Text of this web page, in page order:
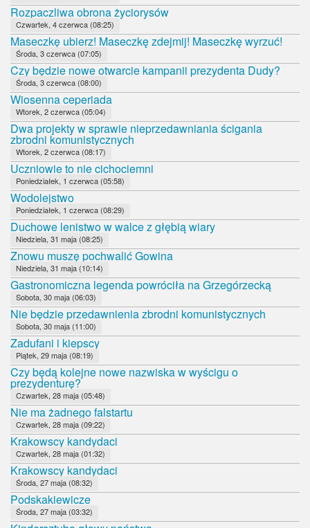
Rozpaczliwa obrona życiorysów
Czwartek, 4 czerwca (08:25)
Maseczkę ubierz! Maseczkę zdejmij! Maseczkę wyrzuć!
Środa, 3 czerwca (07:05)
Czy będzie nowe otwarcie kampanii prezydenta Dudy?
Środa, 3 czerwca (08:00)
Wiosenna ceperiada
Wtorek, 2 czerwca (05:04)
Dwa projekty w sprawie nieprzedawniania ścigania
zbrodni komunistycznych
Wtorek, 2 czerwca (08:17)
Uczniowie to nie cichociemni
Poniedziałek, 1 czerwca (05:58)
Wodolejstwo
Poniedziałek, 1 czerwca (08:29)
Duchowe lenistwo w walce z głębią wiary
Niedziela, 31 maja (08:25)
Znowu muszę pochwalić Gowina
Niedziela, 31 maja (10:14)
Gastronomiczna legenda powróciła na Grzegórzecką
Sobota, 30 maja (06:03)
Nie będzie przedawnienia zbrodni komunistycznych
Sobota, 30 maja (11:00)
Zadufani i kiepscy
Piątek, 29 maja (08:19)
Czy będą kolejne nowe nazwiska w wyścigu o
prezydenturę?
Czwartek, 28 maja (05:48)
Nie ma żadnego falstartu
Czwartek, 28 maja (09:22)
Krakowscy kandydaci
Czwartek, 28 maja (01:32)
Krakowscy kandydaci
Środa, 27 maja (08:32)
Podskakiewicze
Środa, 27 maja (03:32)